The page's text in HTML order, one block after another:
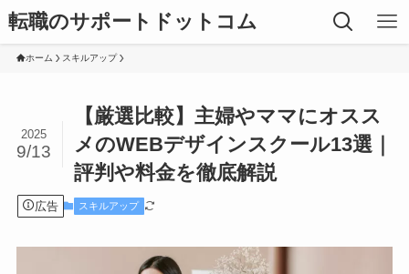
転職のサポートドットコム
ホーム スキルアップ
【厳選比較】主婦やママにオスス
メのWEBデザインスクール13選｜
評判や料金を徹底解説
2025
9/13
広告 スキルアップ